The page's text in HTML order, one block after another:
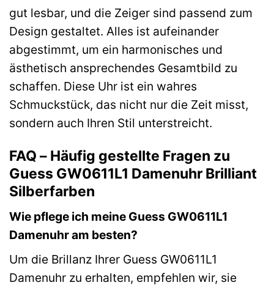
gut lesbar, und die Zeiger sind passend zum
Design gestaltet. Alles ist aufeinander
abgestimmt, um ein harmonisches und
ästhetisch ansprechendes Gesamtbild zu
schaffen. Diese Uhr ist ein wahres
Schmuckstück, das nicht nur die Zeit misst,
sondern auch Ihren Stil unterstreicht.
FAQ – Häufig gestellte Fragen zu
Guess GW0611L1 Damenuhr Brilliant
Silberfarben
Wie pflege ich meine Guess GW0611L1
Damenuhr am besten?
Um die Brillanz Ihrer Guess GW0611L1
Damenuhr zu erhalten, empfehlen wir, sie